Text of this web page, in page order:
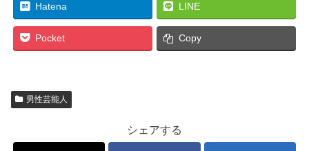
Hatena LINE
Pocket Copy
男性芸能人
シェアする